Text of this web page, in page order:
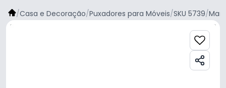
/Casa e Decoração/Puxadores para Móveis/SKU 5739/Mark